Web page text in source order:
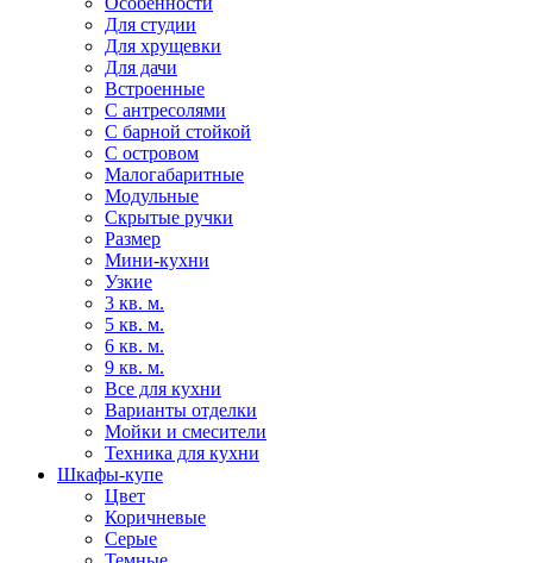
Для студии
Для хрущевки
Для дачи
Встроенные
С антресолями
С барной стойкой
С островом
Малогабаритные
Модульные
Скрытые ручки
Размер
Мини-кухни
Узкие
3 кв. м.
5 кв. м.
6 кв. м.
9 кв. м.
Все для кухни
Варианты отделки
Мойки и смесители
Техника для кухни
Шкафы-купе
Цвет
Коричневые
Серые